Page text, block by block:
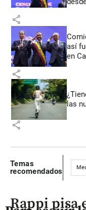
share
así
en
share
las
share
Temas
recomendados
Rappi pisa